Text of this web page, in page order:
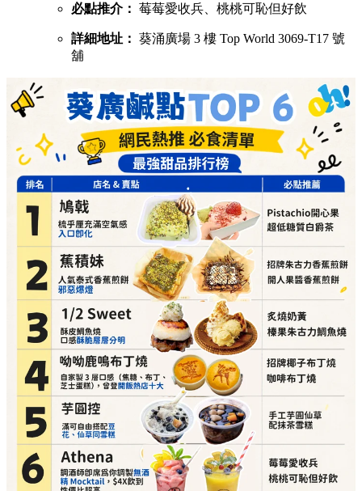
必點推介： 莓莓愛收兵、桃桃可恥但好飲
詳細地址： 葵涌廣場 3 樓 Top World 3069-T17 號
舖